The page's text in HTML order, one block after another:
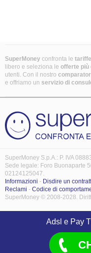
SuperMoney confronta le
libero e seleziona le offerte più
utenti. Con il nostro
e offriamo un servizio di
SuperMoney S.p.A.: P. IVA
Sede legale: Foro Buonaparte
02124125047.
Informazioni - Disdire un
Reclami - Codice di
SuperMoney © 2008-2028.
Adsl e Pay